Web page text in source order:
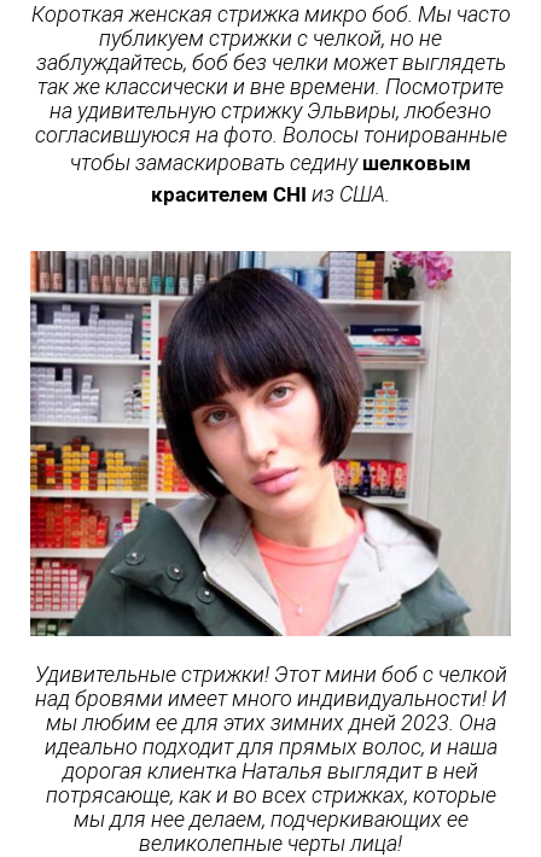
Короткая женская стрижка микро боб. Мы часто
публикуем стрижки с челкой, но не
заблуждайтесь, боб без челки может выглядеть
так же классически и вне времени. Посмотрите
на удивительную стрижку Эльвиры, любезно
согласившуюся на фото. Волосы тонированные
чтобы замаскировать седину шелковым
красителем CHI из США.
Удивительные стрижки! Этот мини боб с челкой
над бровями имеет много индивидуальности! И
мы любим ее для этих зимних дней 2023. Она
идеально подходит для прямых волос, и наша
дорогая клиентка Наталья выглядит в ней
потрясающе, как и во всех стрижках, которые
мы для нее делаем, подчеркивающих ее
великолепные черты лица!